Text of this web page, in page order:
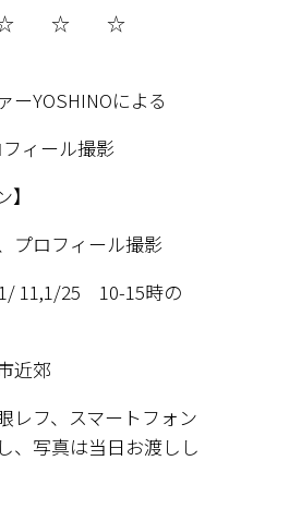
☆ ☆
ーYOSHINOによる
ィール撮影
プロフィール撮影
11,1/25 10-15時の
近郊
レフ、スマートフォン
、写真は当日お渡しし